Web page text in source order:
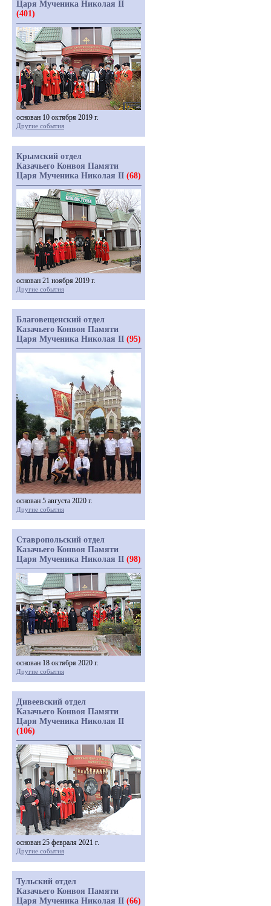
Царя Мученика Николая II
(401)
основан 10 октября 2019 г.
Другие события
Крымский отдел
Казачьего Конвоя Памяти
Царя Мученика Николая II (68)
основан 21 ноября 2019 г.
Другие события
Благовещенский отдел
Казачьего Конвоя Памяти
Царя Мученика Николая II (95)
основан 5 августа 2020 г.
Другие события
Ставропольский отдел
Казачьего Конвоя Памяти
Царя Мученика Николая II (98)
основан 18 октября 2020 г.
Другие события
Дивеевский отдел
Казачьего Конвоя Памяти
Царя Мученика Николая II
(106)
основан 25 февраля 2021 г.
Другие события
Тульский отдел
Казачьего Конвоя Памяти
Царя Мученика Николая II (66)